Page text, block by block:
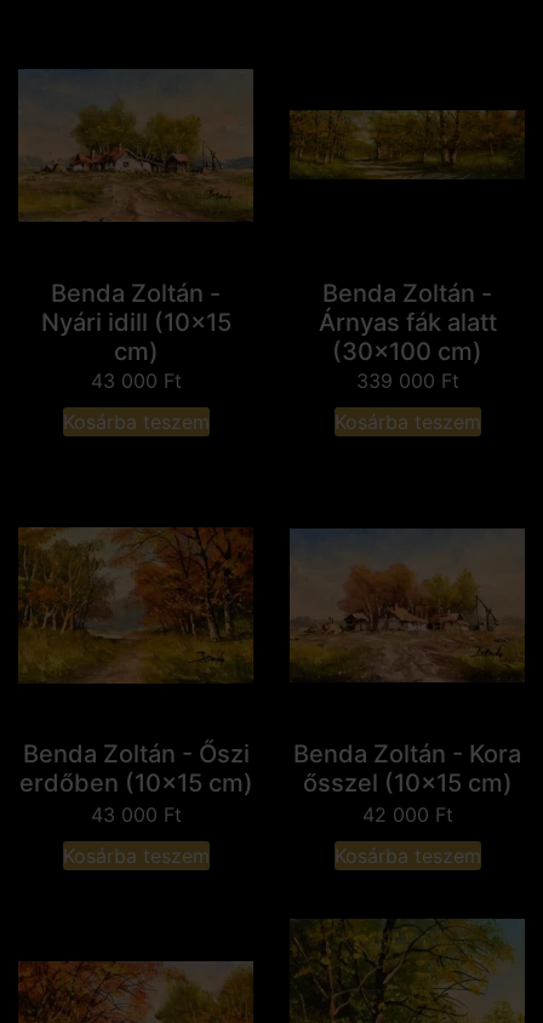
Benda Zoltán -
Nyári idill (10x15
cm)
43 000 Ft
Kosárba teszem
Benda Zoltán -
Árnyas fák alatt
(30x100 cm)
339 000 Ft
Kosárba teszem
Benda Zoltán - Őszi
erdőben (10x15 cm)
43 000 Ft
Kosárba teszem
Benda Zoltán - Kora
ősszel (10x15 cm)
42 000 Ft
Kosárba teszem